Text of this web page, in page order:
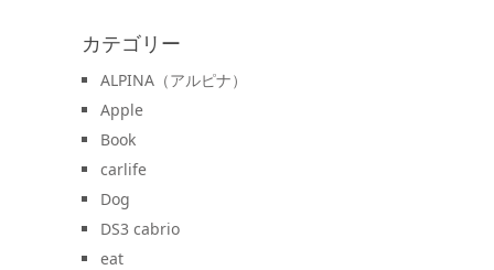
カテゴリー
ALPINA（アルピナ）
Apple
Book
carlife
Dog
DS3 cabrio
eat